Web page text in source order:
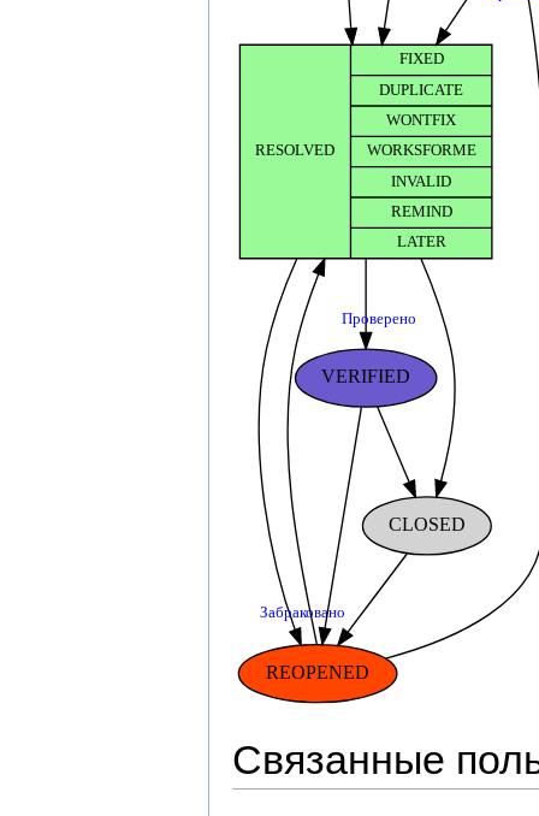
Связанные